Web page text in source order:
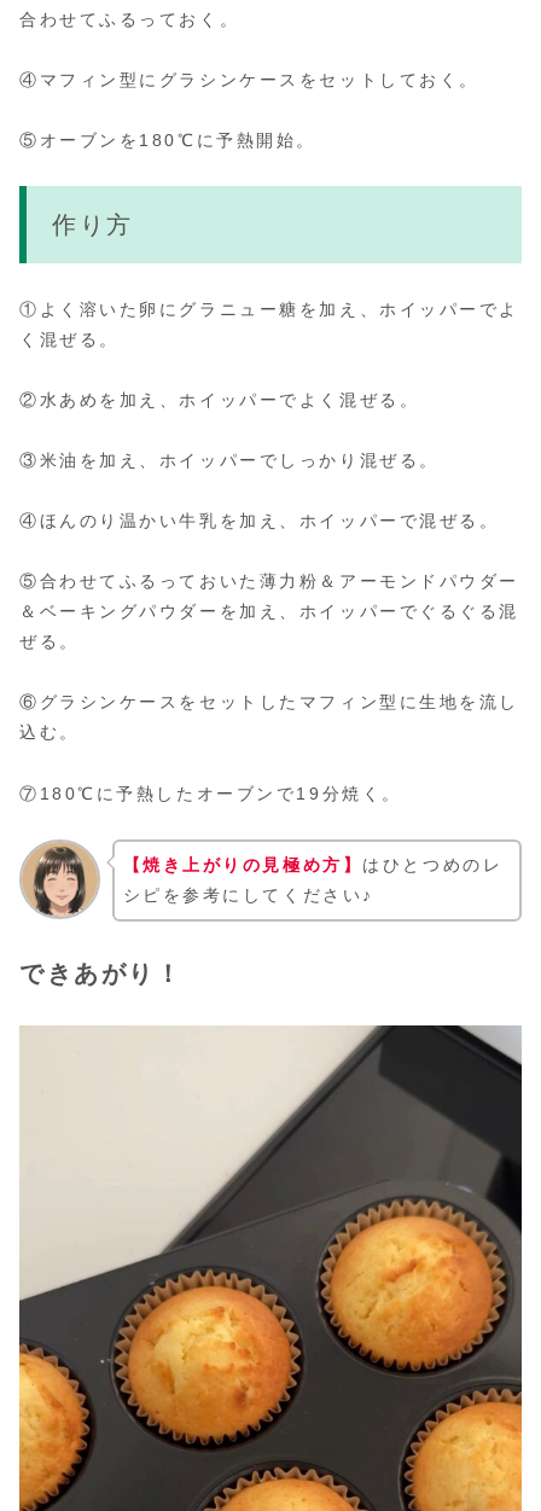
合わせてふるっておく。
④マフィン型にグラシンケースをセットしておく。
⑤オーブンを180℃に予熱開始。
作り方
①よく溶いた卵にグラニュー糖を加え、ホイッパーでよ
く混ぜる。
②水あめを加え、ホイッパーでよく混ぜる。
③米油を加え、ホイッパーでしっかり混ぜる。
④ほんのり温かい牛乳を加え、ホイッパーで混ぜる。
⑤合わせてふるっておいた薄力粉＆アーモンドパウダー
＆ベーキングパウダーを加え、ホイッパーでぐるぐる混
ぜる。
⑥グラシンケースをセットしたマフィン型に生地を流し
込む。
⑦180℃に予熱したオーブンで19分焼く。
【焼き上がりの見極め方】 はひとつめのレ
シピを参考にしてください♪
できあがり！